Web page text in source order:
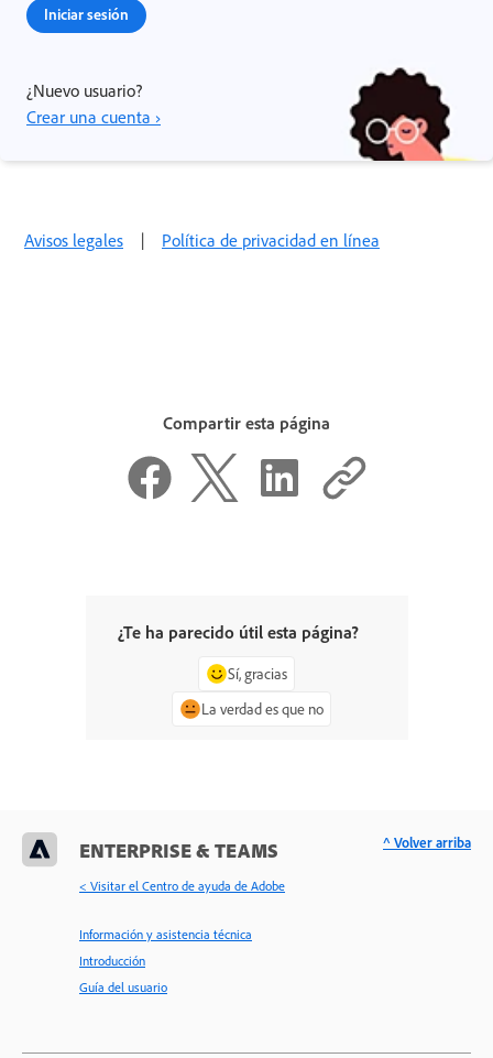
Iniciar sesión
¿Nuevo usuario?
Crear una cuenta ›
Avisos legales | Política de privacidad en línea
Compartir esta página
¿Te ha parecido útil esta página?
Sí, gracias
La verdad es que no
ENTERPRISE & TEAMS
< Visitar el Centro de ayuda de Adobe
Información y asistencia técnica
Introducción
Guía del usuario
^ Volver arriba